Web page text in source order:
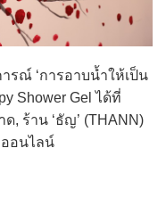
ณ์ ‘การอาบน้ำให้เป็น
Shower Gel ได้ที่
, ร้าน ‘ธัญ’ (THANN)
ออนไลน์